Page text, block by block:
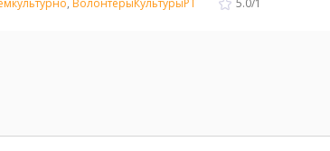
, ВолонтерыКультурыРТ 5.0/1